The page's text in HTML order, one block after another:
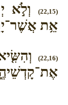
(22,15)
וְלֹ֣א
אֵ֥ת
(22,16)